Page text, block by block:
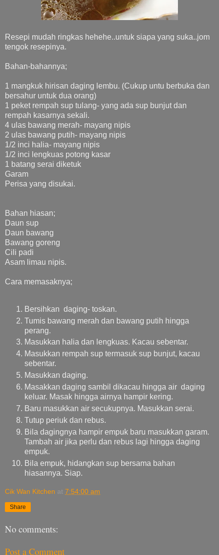
Resepi mudah ringkas hehehe..untuk siapa yang suka..jom
tengok resepinya.
Bahan-bahannya;
1 mangkuk hirisan daging lembu. (Cukup untu berbuka dan
bersahur untuk dua orang)
1 peket rempah sup tulang- yang ada sup bunjut dan
rempah kasarnya sekali.
4 ulas bawang merah- mayang nipis
2 ulas bawang putih- mayang nipis
1/2 inci halia- mayang nipis
1/2 inci lengkuas potong kasar
1 batang serai diketuk
Garam
Perisa yang disukai.
Bahan hiasan;
Daun sup
Daun bawang
Bawang goreng
Cili padi
Asam limau nipis.
Cara memasaknya;
Bersihkan daging- toskan.
Tumis bawang merah dan bawang putih hingga
perang.
Masukkan halia dan lengkuas. Kacau sebentar.
Masukkan rempah sup termasuk sup bunjut, kacau
sebentar.
Masukkan daging.
Masakkan daging sambil dikacau hingga air daging
keluar. Masak hingga airnya hampir kering.
Baru masukkan air secukupnya. Masukkan serai.
Tutup periuk dan rebus.
Bila dagingnya hampir empuk baru masukkan garam.
Tambah air jika perlu dan rebus lagi hingga daging
empuk.
Bila empuk, hidangkan sup bersama bahan
hiasannya. Siap.
Cik Wan Kitchen at 7:54:00 am
Share
No comments:
Post a Comment